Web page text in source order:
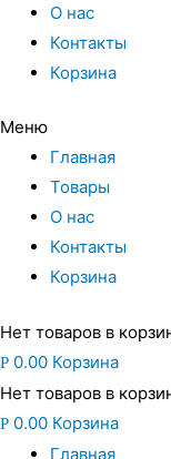
О нас
Контакты
Корзина
Меню
Главная
Товары
О нас
Контакты
Корзина
Нет товаров в
Р 0.00 Корзина
Нет товаров в
Р 0.00 Корзина
Главная